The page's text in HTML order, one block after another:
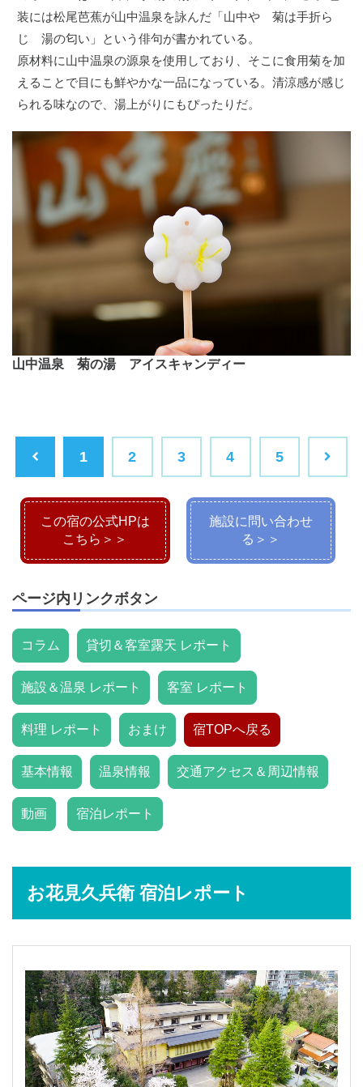
装には松尾芭蕉が山中温泉を詠んだ「山中や 菊は手折ら
じ 湯の匂い」という俳句が書かれている。
原材料に山中温泉の源泉を使用しており、そこに食用菊を加
えることで目にも鮮やかな一品になっている。清涼感が感じ
られる味なので、湯上がりにもぴったりだ。
山中温泉 菊の湯 アイスキャンディー
1 2 3 4 5
この宿の公式HPは
こちら＞＞
施設に問い合わせ
る＞＞
ページ内リンクボタン
コラム 貸切＆客室露天 レポート
施設＆温泉 レポート 客室 レポート
料理 レポート おまけ 宿TOPへ戻る
基本情報 温泉情報 交通アクセス＆周辺情報
動画 宿泊レポート
お花見久兵衛 宿泊レポート